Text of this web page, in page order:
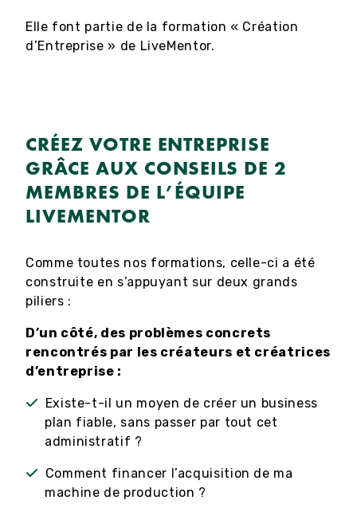
Elle font partie de la formation « Création
d’Entreprise » de LiveMentor.
CRÉEZ VOTRE ENTREPRISE
GRÂCE AUX CONSEILS DE 2
MEMBRES DE L’ÉQUIPE
LIVEMENTOR
Comme toutes nos formations, celle-ci a été
construite en s’appuyant sur deux grands
piliers :
D’un côté, des problèmes concrets
rencontrés par les créateurs et créatrices
d’entreprise :
Existe-t-il un moyen de créer un business
plan fiable, sans passer par tout cet
administratif ?
Comment financer l’acquisition de ma
machine de production ?